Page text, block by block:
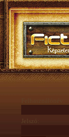
Jelszó: